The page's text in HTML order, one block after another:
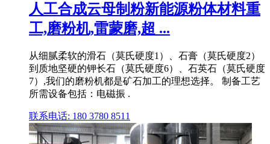
人工合成云母制粉新能源粉体材料重
工,磨粉机,雷蒙磨,超 ...
从细腻柔软的滑石（莫氏硬度1）、石膏（莫氏硬度2）
到质地坚硬的钾长石（莫氏硬度6）、石英石（莫氏硬度
7）,我们的磨粉机都是矿石加工的理想选择。 制备工艺
所需设备包括：电磁振 .
联系电话: 180 3780 8511